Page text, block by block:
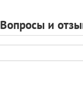
Вопросы и